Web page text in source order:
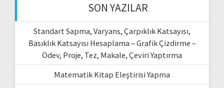
SON YAZILAR
Standart Sapma, Varyans, Çarpıklık Katsayısı,
Basıklık Katsayısı Hesaplama – Grafik Çizdirme –
Ödev, Proje, Tez, Makale, Çeviri Yaptırma
Matematik Kitap Eleştirisi Yapma